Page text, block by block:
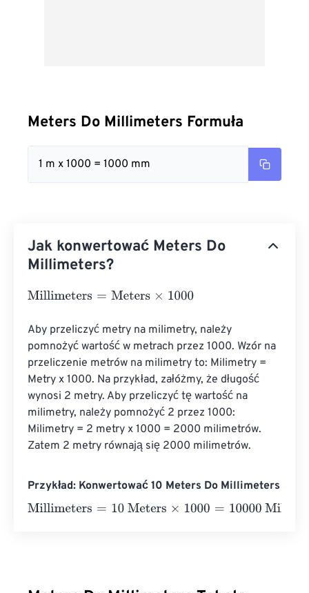
Meters Do Millimeters Formuła
1 m x 1000 = 1000 mm
Jak konwertować Meters Do
Millimeters?
Millimeters=Meters×1000
Aby przeliczyć metry na milimetry, należy
pomnożyć wartość w metrach przez 1000. Wzór na
przeliczenie metrów na milimetry to: Milimetry =
Metry x 1000. Na przykład, załóżmy, że długość
wynosi 2 metry. Aby przeliczyć tę wartość na
milimetry, należy pomnożyć 2 przez 1000:
Milimetry = 2 metry x 1000 = 2000 milimetrów.
Zatem 2 metry równają się 2000 milimetrów.
Przykład: Konwertować 10 Meters Do Millimeters
Millimeters=10 Meters×1000 =10000 Millimeters